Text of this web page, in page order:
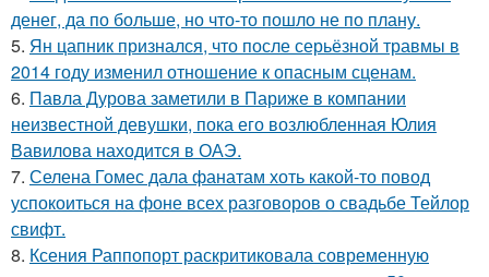
денег, да по больше, но что-то пошло не по плану.
5. Ян цапник признался, что после серьёзной травмы в
2014 году изменил отношение к опасным сценам.
6. Павла Дурова заметили в Париже в компании
неизвестной девушки, пока его возлюбленная Юлия
Вавилова находится в ОАЭ.
7. Селена Гомес дала фанатам хоть какой-то повод
успокоиться на фоне всех разговоров о свадьбе Тейлор
свифт.
8. Ксения Раппопорт раскритиковала современную